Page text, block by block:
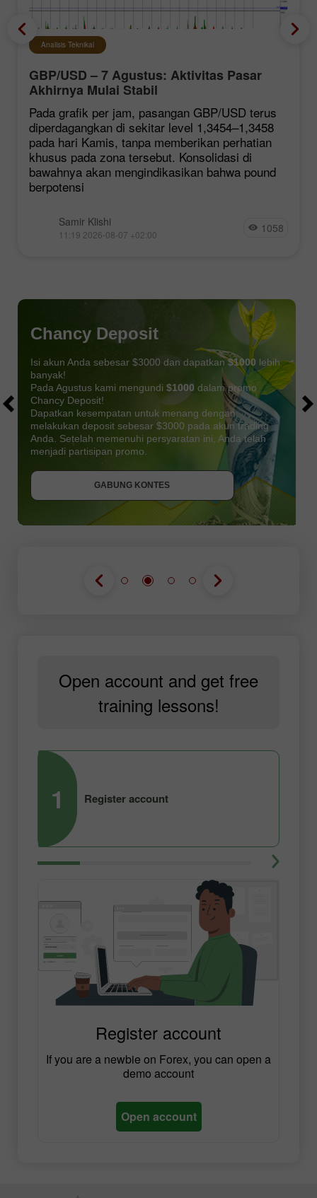
Analisis Teknikal
GBP/USD – 7 Agustus: Aktivitas Pasar
Akhirnya Mulai Stabil
Pada grafik per jam, pasangan GBP/USD terus
diperdagangkan di sekitar level 1,3454–1,3458
pada hari Kamis, tanpa memberikan perhatian
khusus pada zona tersebut. Konsolidasi di
bawahnya akan mengindikasikan bahwa pound
berpotensi
Samir Klishi
11:19 2026-08-07 +02:00 1058
Chancy Deposit
Isi akun Anda sebesar $3000 dan dapatkan$1000 lebih
banyak!
Pada Agustus kami mengundi $1000 dalam promo
Chancy Deposit!
Dapatkan kesempatan untuk menang dengan
melakukan deposit sebesar $3000 pada akun trading
Anda. Setelah memenuhi persyaratan ini, Anda telah
menjadi partisipan promo.
GABUNG KONTES
GABUNG KONTES
DAPATKAN BONUS
Open account and get free
training lessons!
1 Register account
Register account
If you are a newbie on Forex, you can open a
demo account
Open account